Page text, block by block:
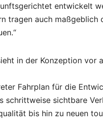
entwickelt
tragen auch maßgeblich
in der Konzeption vor
Fahrplan für die
schrittweise sichtbare
bis hin zu neuen